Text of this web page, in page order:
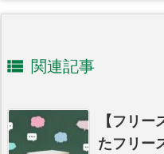
 関連記事
【フリ
たフリー